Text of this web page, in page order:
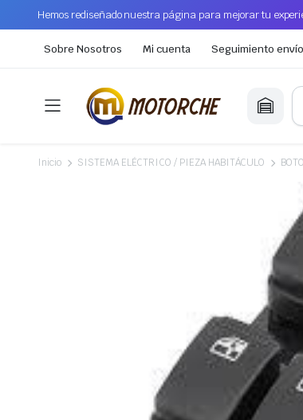
Hemos rediseñado nuestra página para mejorar tu
Sobre Nosotros Mi cuenta Seguimiento
Inicio SISTEMA ELÉCTRICO / PIEZA HABITÁCULO